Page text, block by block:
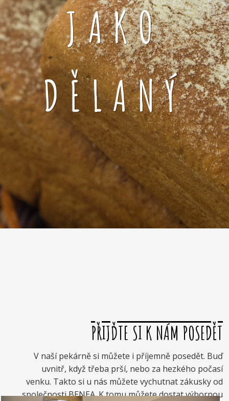
JAKO
DĚLANÝ
PŘIJĎTE SI K NÁM POSEDĚT
V naší pekárně si můžete i příjemně posedět. Buď
uvnitř, když třeba prší, nebo za hezkého počasí
venku. Takto si u nás můžete vychutnat zákusky od
společnosti BENEA. K tomu můžete dostat výbornou